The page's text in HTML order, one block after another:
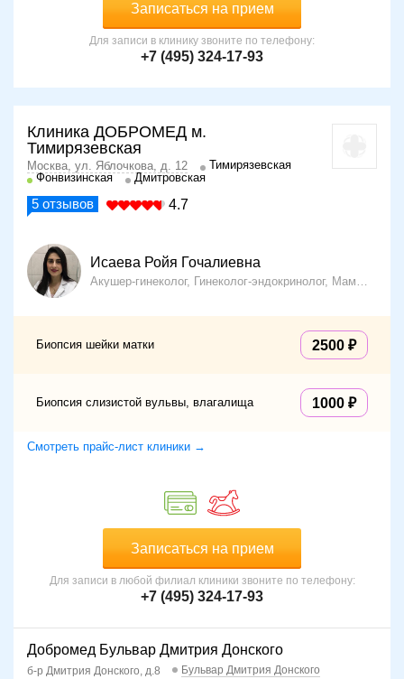
Записаться на прием
Для записи в клинику звоните по телефону:
+7 (495) 324-17-93
Клиника ДОБРОМЕД м.
Тимирязевская
Москва, ул. Яблочкова, д. 12
Тимирязевская
Фонвизинская
Дмитровская
5 отзывов 4.7
Исаева Ройя Гочалиевна
Акушер-гинеколог, Гинеколог-эндокринолог, Маммолог, Хирург, УЗИ-диагност
Биопсия шейки матки 2500
Биопсия слизистой вульвы, влагалища 1000
Смотреть прайс-лист клиники →
Записаться на прием
Для записи в любой филиал клиники звоните по телефону:
+7 (495) 324-17-93
Добромед Бульвар Дмитрия Донского
б-р Дмитрия Донского, д.8
Бульвар Дмитрия Донского